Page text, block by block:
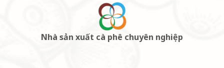
Nhà sản xuất cà phê chuyên nghiệp